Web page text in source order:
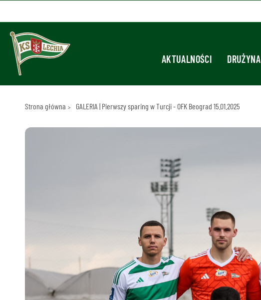
AKTUALNOŚCI DRUŻYNA
Strona główna GALERIA | Pierwszy sparing w Turcji - OFK Beograd 15.01.2025